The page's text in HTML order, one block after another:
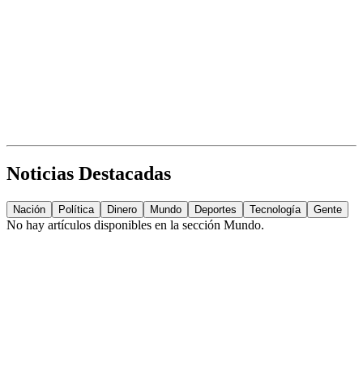
Noticias Destacadas
Nación Política Dinero Mundo Deportes Tecnología Gente
No hay artículos disponibles en la sección Mundo.